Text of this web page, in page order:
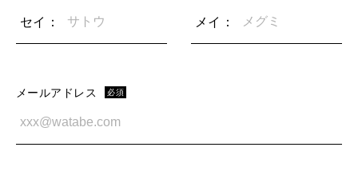
セイ： メイ：
メールアドレス 必須